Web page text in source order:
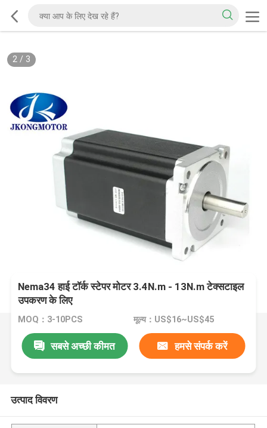
2/ 3
Nema34 हाई टॉर्क स्टेपर मोटर 3.4N.m - 13N.m टेक्सटाइल
उपकरण के लिए
MOQ：3-10PCS मूल्य：US$16~US$45
सबसे अच्छी कीमत हमसे संपर्क करें
उत्पाद विवरण